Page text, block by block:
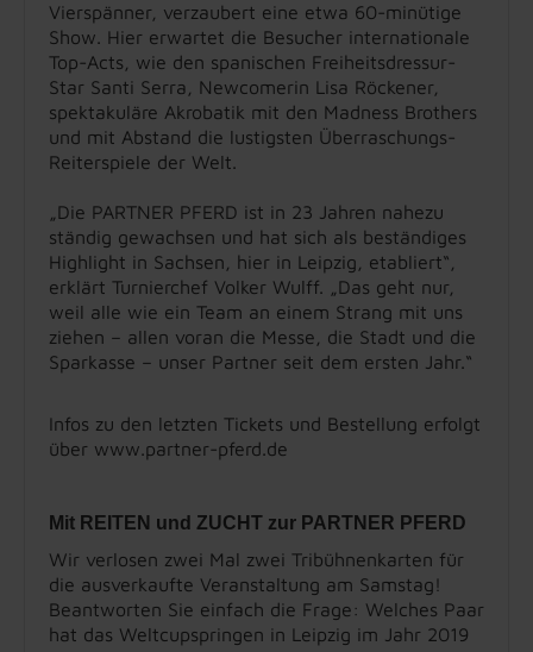
Vierspänner, verzaubert eine etwa 60-minütige
Show. Hier erwartet die Besucher internationale
Top-Acts, wie den spanischen Freiheitsdressur-
Star Santi Serra, Newcomerin Lisa Röckener,
spektakuläre Akrobatik mit den Madness Brothers
und mit Abstand die lustigsten Überraschungs-
Reiterspiele der Welt.
„Die PARTNER PFERD ist in 23 Jahren nahezu
ständig gewachsen und hat sich als beständiges
Highlight in Sachsen, hier in Leipzig, etabliert“,
erklärt Turnierchef Volker Wulff. „Das geht nur,
weil alle wie ein Team an einem Strang mit uns
ziehen – allen voran die Messe, die Stadt und die
Sparkasse – unser Partner seit dem ersten Jahr.“
Infos zu den letzten Tickets und Bestellung erfolgt
über www.partner-pferd.de
Mit REITEN und ZUCHT zur PARTNER PFERD
Wir verlosen zwei Mal zwei Tribühnenkarten für
die ausverkaufte Veranstaltung am Samstag!
Beantworten Sie einfach die Frage: Welches Paar
hat das Weltcupspringen in Leipzig im Jahr 2019